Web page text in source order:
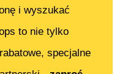
i wyszukać
to nie tylko
specjalne